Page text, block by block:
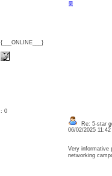
{___ONLINE___}
룸
: 0
Re: 5-star
06/02/2025
Very informative
networking